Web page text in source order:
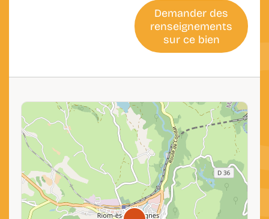
Demander des
renseignements
sur ce bien